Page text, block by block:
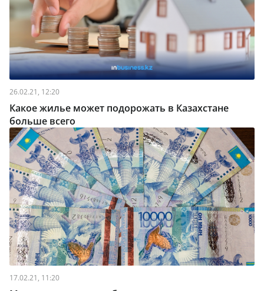
26.02.21, 12:20
Какое жилье может подорожать в Казахстане
больше всего
17.02.21, 11:20